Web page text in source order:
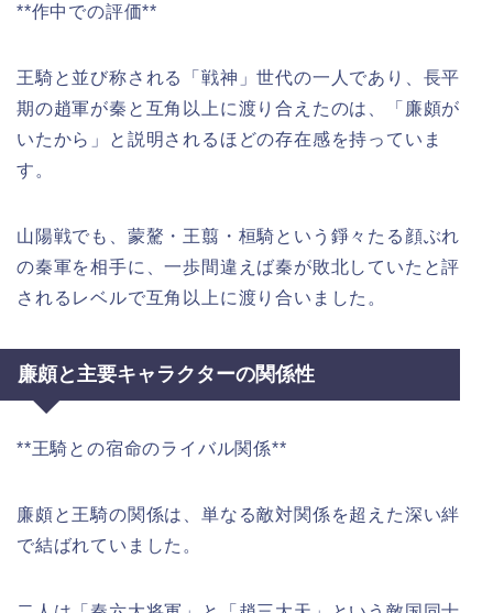
**作中での評価**
王騎と並び称される「戦神」世代の一人であり、長平
期の趙軍が秦と互角以上に渡り合えたのは、「廉頗が
いたから」と説明されるほどの存在感を持っていま
す。
山陽戦でも、蒙驁・王翦・桓騎という錚々たる顔ぶれ
の秦軍を相手に、一歩間違えば秦が敗北していたと評
されるレベルで互角以上に渡り合いました。
廉頗と主要キャラクターの関係性
**王騎との宿命のライバル関係**
廉頗と王騎の関係は、単なる敵対関係を超えた深い絆
で結ばれていました。